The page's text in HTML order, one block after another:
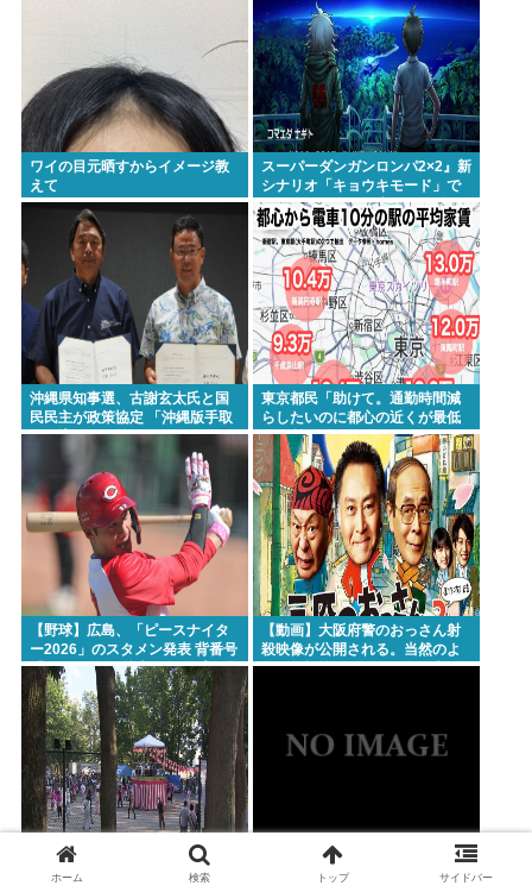
ワイの目元晒すからイメージ教
えて
スーパーダンガンロンパ2×2』新
シナリオ「キョウキモード」で
は、キャラ人気は生死に関係な
し。
沖縄県知事選、古謝玄太氏と国
民民主が政策協定 「沖縄版手取
りを増やす政策」など5項目
東京都民「助けて。通勤時間減
らしたいのに都心の近くが最低
10万払わないと住めないの」
【野球】広島、「ピースナイタ
ー2026」のスタメン発表 背番号
「86」で統一 秋山がカープ移籍
後初の4番 小園は6番
【動画】大阪府警のおっさん射
殺映像が公開される。当然のよ
うに無抵抗だったことが発覚
日本人「祭りがうるさい！子供
がうるさい！うるさいうるさい
ついに来ちゃったの？アメリカ
でヒューマノイドロボットが家
ホーム 検索 トップ サイドバー